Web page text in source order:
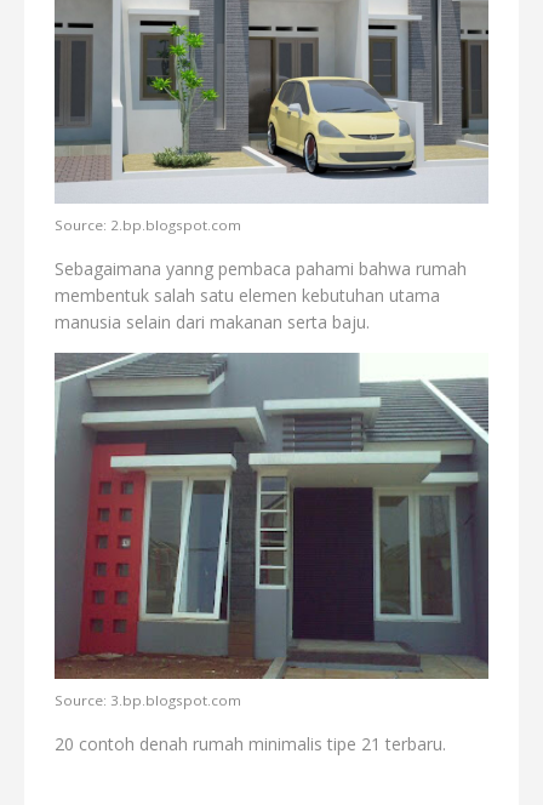
Source: 2.bp.blogspot.com
Sebagaimana yanng pembaca pahami bahwa rumah
membentuk salah satu elemen kebutuhan utama
manusia selain dari makanan serta baju.
Source: 3.bp.blogspot.com
20 contoh denah rumah minimalis tipe 21 terbaru.